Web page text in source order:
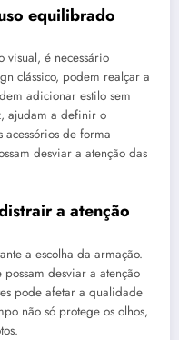
equilibrado
visual, é necessário
clássico, podem realçar a
adicionar estilo sem
ajudam a definir o
acessórios de forma
desviar a atenção das
a atenção
a escolha da armação.
desviar a atenção
pode afetar a qualidade
não só protege os olhos,